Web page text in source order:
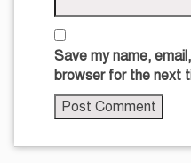
Save my name,
browser for the next